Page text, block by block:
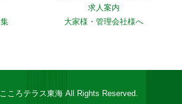
求人案内
大家様・管理会社様へ
ころテラス東海 All Rights Reserved.